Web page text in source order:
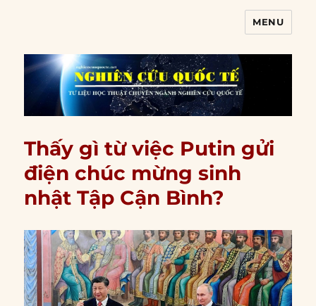
MENU
Thấy gì từ việc Putin gửi
điện chúc mừng sinh
nhật Tập Cận Bình?